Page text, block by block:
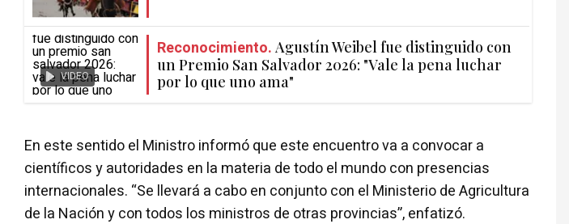
VIDEO
Reconocimiento. Agustín Weibel fue distinguido con
un Premio San Salvador 2026: "Vale la pena luchar
por lo que uno ama"
En este sentido el Ministro informó que este encuentro va a convocar a
científicos y autoridades en la materia de todo el mundo con presencias
internacionales. “Se llevará a cabo en conjunto con el Ministerio de Agricultura
de la Nación y con todos los ministros de otras provincias”, enfatizó.